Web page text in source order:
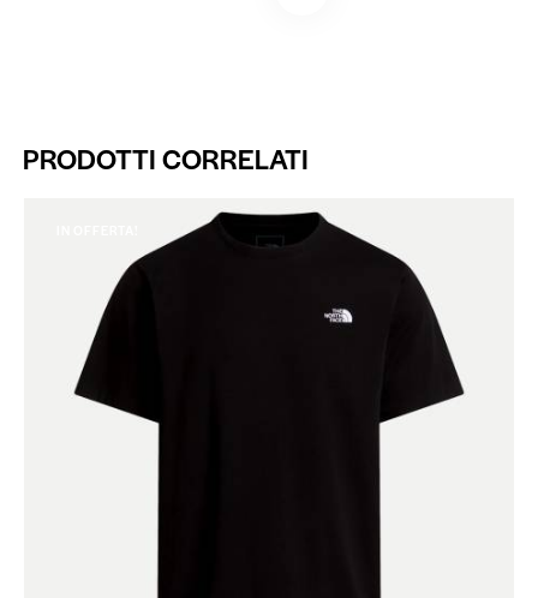
PRODOTTI CORRELATI